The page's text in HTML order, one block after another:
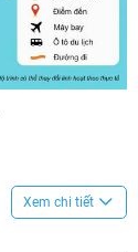
Xem chi tiết